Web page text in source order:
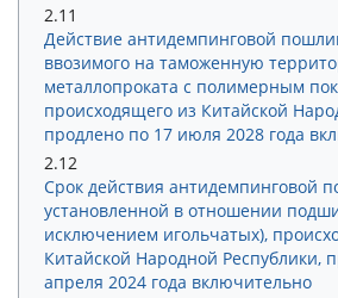
2.11
Действие антидемпинговой
ввозимого на таможенную
металлопроката с полимерным
происходящего из Китайской
продлено по 17 июля 2028 года
2.12
Срок действия антидемпинговой
установленной в отношении
исключением игольчатых),
Китайской Народной Республики,
апреля 2024 года включительно